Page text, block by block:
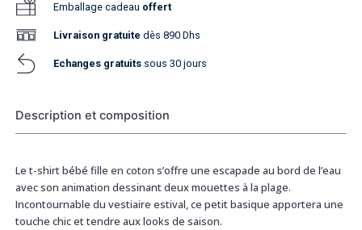
Emballage cadeau offert
Livraison gratuite dès 890 Dhs
Echanges gratuits sous 30 jours
Description et composition
Le t-shirt bébé fille en coton s’offre une escapade au bord de l’eau
avec son animation dessinant deux mouettes à la plage.
Incontournable du vestiaire estival, ce petit basique apportera une
touche chic et tendre aux looks de saison.